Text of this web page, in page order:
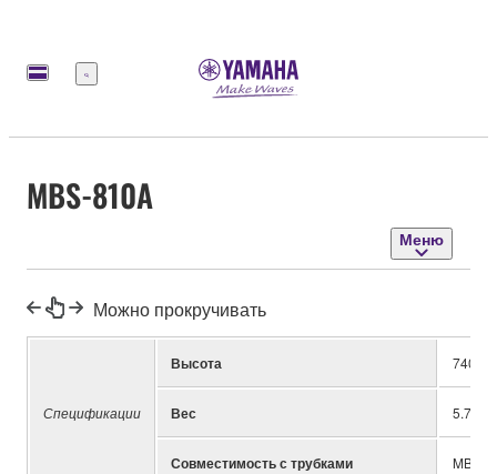
Меню
MBS-810A
Меню
Можно прокручивать
Спецификации
Высота 740-
Вес 5.7kg
Совместимость с трубками MB-